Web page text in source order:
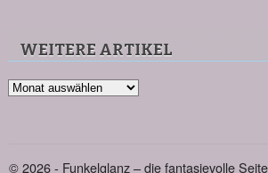
WEITERE ARTIKEL
Weitere
© 2026 - Funkelglanz – die fantasievolle